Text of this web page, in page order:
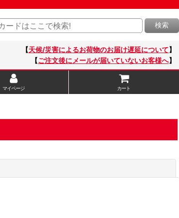
検索
【天候/災害によるお荷物のお届け遅延について】
【ご注文後にメールが届いていないお客様へ】
マイページ カート